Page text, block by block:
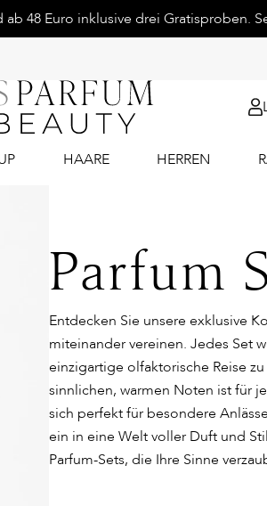
48 Euro inklusive drei Gratisproben.
HAARE HERREN
Parfum
Entdecken Sie unsere exklusive
miteinander vereinen. Jedes Set
einzigartige olfaktorische Reise
sinnlichen, warmen Noten ist für
sich perfekt für besondere
ein in eine Welt voller Duft und
Parfum-Sets, die Ihre Sinne